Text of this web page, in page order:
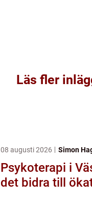
Läs fler
08 augusti 2026 Simon
Psykoterapi i
det bidra till